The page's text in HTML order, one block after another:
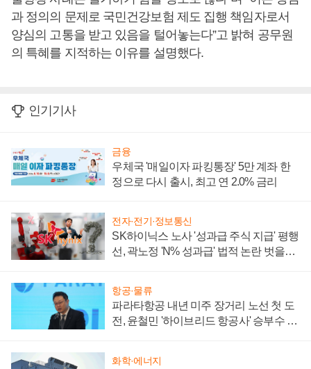
과 정의의 문제로 국민건강보험 제도 집행 책임자로서
양심의 고통을 받고 있음을 털어놓는다”고 밝혀 공무원
의 특혜를 지적하는 이유를 설명했다.
인기기사
금융
우체국 '매일이자 파킹통장' 5만 계좌 한
정으로 다시 출시, 최고 연 2.0% 금리
전자·전기·정보통신
SK하이닉스 노사 '성과급 주식 지급' 평행
선, 곽노정 'N% 성과급' 법적 논란 벗을지
항공·물류
파라타항공 내년 미주 장거리 노선 첫 도
전, 윤철민 '하이브리드 항공사' 승부수 통
화학·에너지